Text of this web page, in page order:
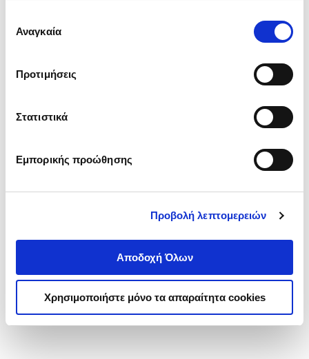
ενδιαφέρουν και να επιλέξετε από τα παρακάτω με την
΄΄και να ενημερωθείτε σχετικά με
συγκατάθεσης
Αναγκαία
Προτιμήσεις
Στατιστικά
Εμπορικής προώθησης
Προβολή λεπτομερειών
Αποδοχή Όλων
Χρησιμοποιήστε μόνο τα απαραίτητα cookies